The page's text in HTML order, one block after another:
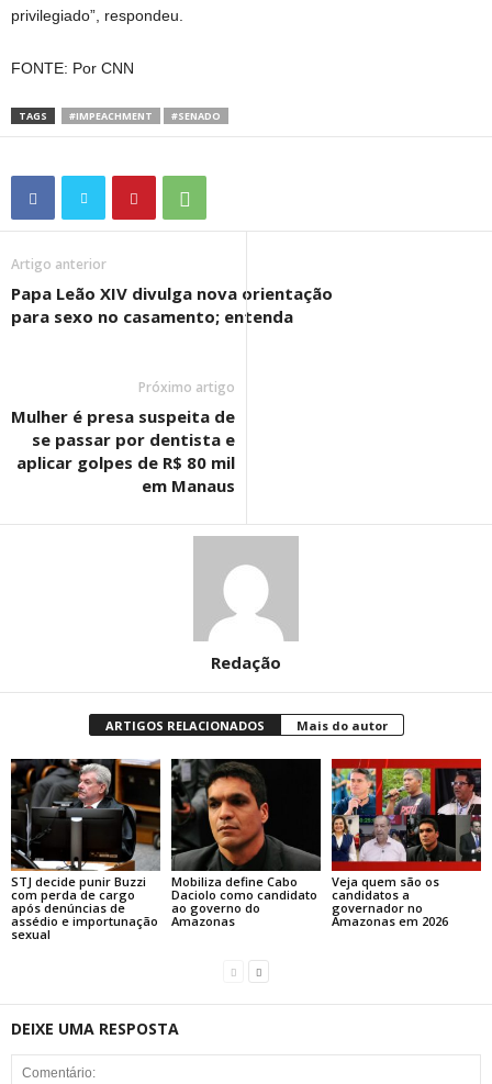
privilegiado”, respondeu.
FONTE: Por CNN
TAGS #IMPEACHMENT #SENADO
Artigo anterior
Papa Leão XIV divulga nova orientação
para sexo no casamento; entenda
Próximo artigo
Mulher é presa suspeita de
se passar por dentista e
aplicar golpes de R$ 80 mil
em Manaus
Redação
ARTIGOS RELACIONADOS Mais do autor
STJ decide punir Buzzi
com perda de cargo
após denúncias de
assédio e importunação
sexual
Mobiliza define Cabo
Daciolo como candidato
ao governo do
Amazonas
Veja quem são os
candidatos a
governador no
Amazonas em 2026
DEIXE UMA RESPOSTA